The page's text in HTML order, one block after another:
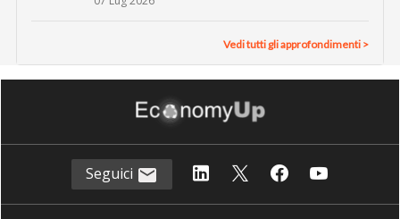
Vedi tutti gli approfondimenti >
Seguici